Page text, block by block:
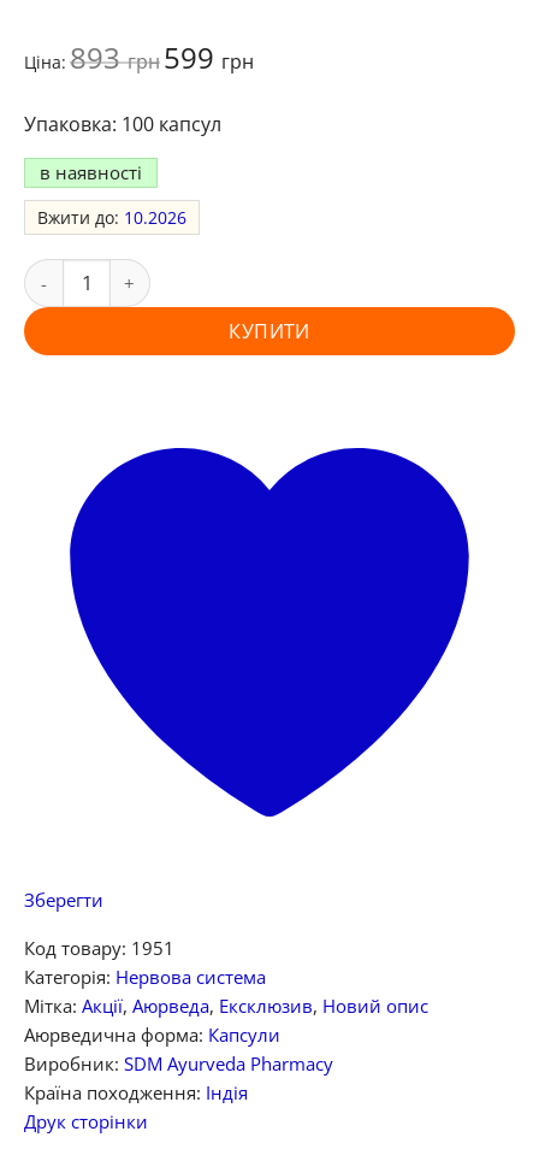
Ціна: 893грн599 грн
100 капсул
в наявності
Вжити до: 10.2026
КУПИТИ
Зберегти
Код товару: 1951
Категорія: Нервова система
Мітка: Акції, Аюрведа, Ексклюзив, Новий опис
Аюрведична форма: Капсули
Виробник: SDM Ayurveda Pharmacy
Країна походження: Індія
Друк сторінки